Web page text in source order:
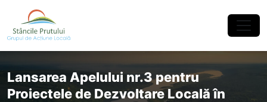
×
Lansarea Apelului nr.3 pentru
Proiectele de Dezvoltare Locală în